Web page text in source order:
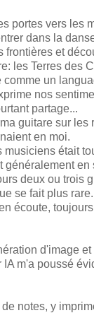
portes vers les
dans la
frontières et
les Terres des
un
nos
partage...
guitare sur les
en moi.
musiciens était
généralement en
deux ou trois
se fait plus
écoute,
d'image
m'a poussé
notes, y